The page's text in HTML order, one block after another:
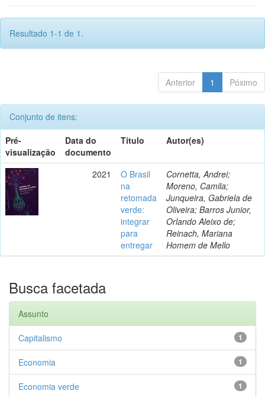
Resultado 1-1 de 1.
Anterior 1 Póximo
Conjunto de itens:
Pré-
visualização
Data do
documento
Título Autor(es)
2021
O Brasil
na
retomada
verde:
integrar
para
entregar
Cornetta, Andrei;
Moreno, Camila;
Junqueira, Gabriela de
Oliveira; Barros Junior,
Orlando Aleixo de;
Reinach, Mariana
Homem de Mello
Busca facetada
Assunto
1
Capitalismo
1
Economia
1
Economia verde